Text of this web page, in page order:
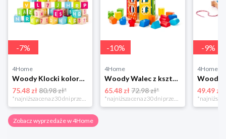
-7%
4Home
Woody Klocki kolorowe z literkami i cyferkami, 40 szt.
75.48 zł80.98 zł*
*najniższa cena z 30 dni przed obniżką
-10%
4Home
Woody Walec z kształtami
65.48 zł 72.98 zł*
*najniższa cena z 30 dni przed obniżką
-9%
4Home
49.49 zł
Zobacz wyprzedaże w 4Home